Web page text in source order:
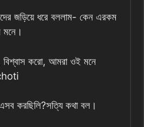
জড়িয়ে ধরে বললাম- কেন এরকম
মনে।
বিশ্বাস করো, আমরা ওই মনে
করছিলি?সত্যি কথা বল।